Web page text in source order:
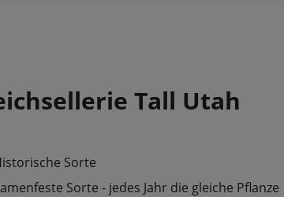
Tall Utah
Sorte
Sorte - jedes Jahr die gleiche Pflanze